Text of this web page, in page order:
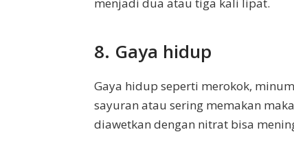
8. Gaya hidup
Gaya hidup seperti merokok,
sayuran atau sering memakan
diawetkan dengan nitrat bisa